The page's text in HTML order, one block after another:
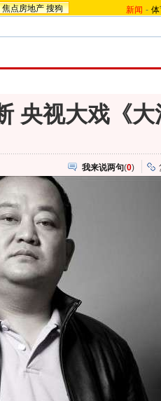
焦点房地产 搜狗 新闻 -
央视大戏《
我来说两句(0)